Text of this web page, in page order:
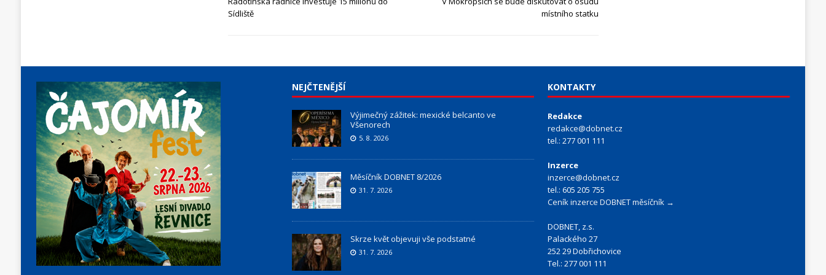
Sídliště
místního statku
NEJČTENĚJŠÍ
Výjimečný zážitek: mexické belcanto ve
Všenorech
5. 8. 2026
Měsíčník DOBNET 8/2026
31. 7. 2026
Skrze květ objevuji vše podstatné
31. 7. 2026
KONTAKTY
Redakce
redakce@dobnet.cz
tel.: 277 001 111
Inzerce
inzerce@dobnet.cz
tel.: 605 205 755
Ceník inzerce DOBNET měsíčník →
DOBNET, z.s.
Palackého 27
252 29 Dobřichovice
Tel.: 277 001 111